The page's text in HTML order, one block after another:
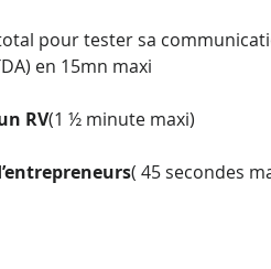
pour tester sa
en 15mn maxi
RV(1 ½ minute maxi)
( 45 secondes